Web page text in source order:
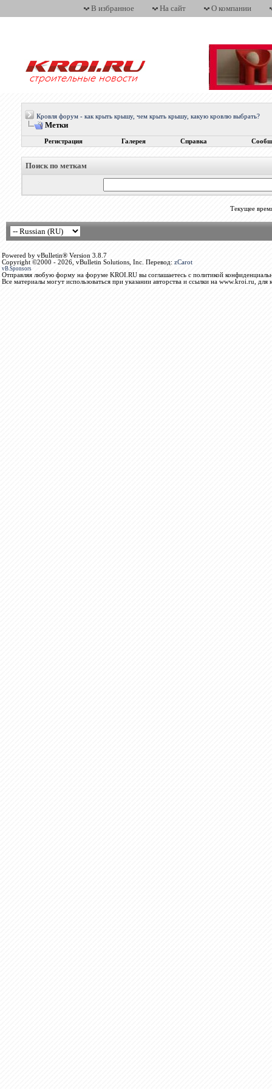
В избранное На сайт О компании
Кровля форум - как крыть крышу, чем крыть крышу, какую кровлю выбрать?
Метки
Регистрация Галерея Справка
Поиск по меткам
Текущее
Powered by vBulletin® Version 3.8.7
Copyright ©2000 - 2026, vBulletin Solutions, Inc. Перевод: zCarot
vB.Sponsors
Отправляя любую форму на форуме KROI.RU вы соглашаетесь с политикой
Все материалы могут использоваться при указании авторства и ссылки на www.kroi.ru, для